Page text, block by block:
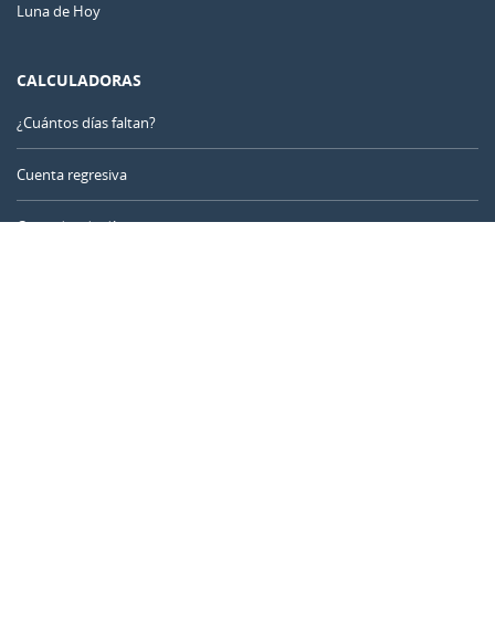
Luna de Hoy
CALCULADORAS
¿Cuántos días faltan?
Cuenta regresiva
Contador de días